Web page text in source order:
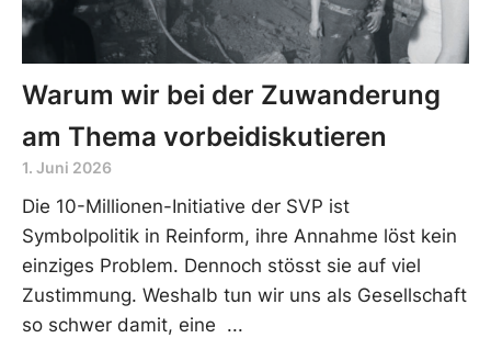
Warum wir bei der Zuwanderung
am Thema vorbeidiskutieren
1. Juni 2026
Die 10-Millionen-Initiative der SVP ist
Symbolpolitik in Reinform, ihre Annahme löst kein
einziges Problem. Dennoch stösst sie auf viel
Zustimmung. Weshalb tun wir uns als Gesellschaft
so schwer damit, eine